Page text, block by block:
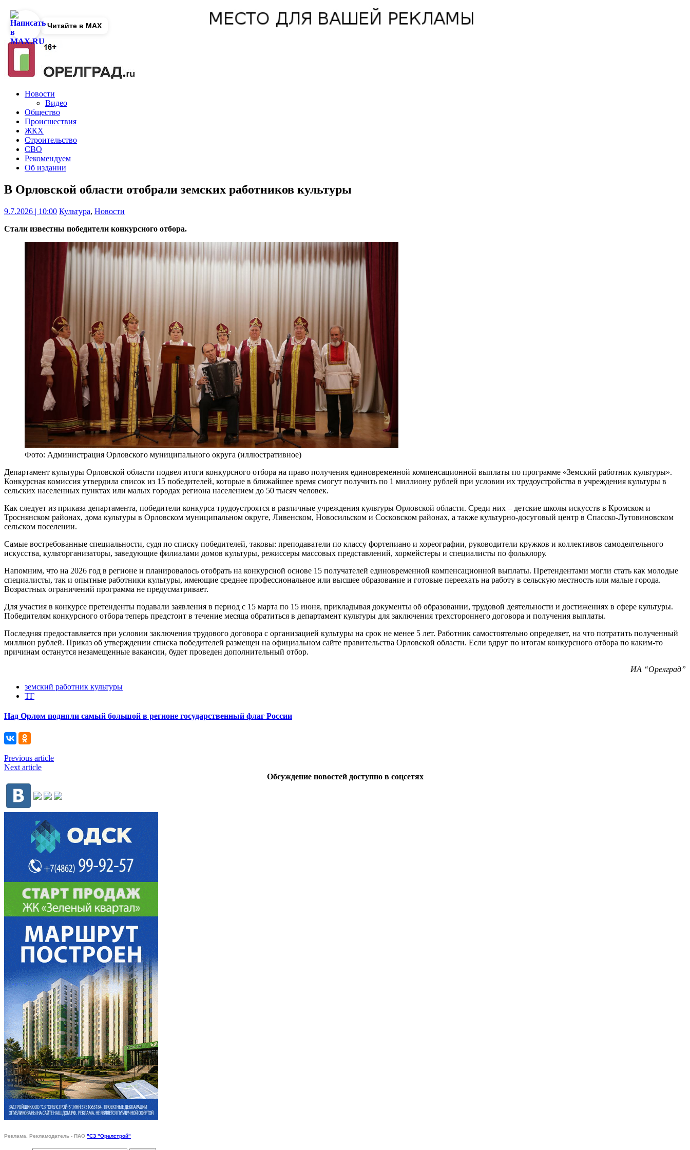
Новости
Видео
Общество
Происшествия
ЖКХ
Строительство
СВО
Рекомендуем
Об издании
В Орловской области отобрали земских работников культуры
9.7.2026 | 10:00 Культура, Новости
Стали известны победители конкурсного отбора.
Фото: Администрация Орловского муниципального округа (иллюстративное)
Департамент культуры Орловской области подвел итоги конкурсного отбора на право получения единовременной компенсационной выплаты по программе «Земский работник культуры».
Конкурсная комиссия утвердила список из 15 победителей, которые в ближайшее время смогут получить по 1 миллиону рублей при условии их трудоустройства в учреждения культуры в
сельских населенных пунктах или малых городах региона населением до 50 тысяч человек.
Как следует из приказа департамента, победители конкурса трудоустроятся в различные учреждения культуры Орловской области. Среди них – детские школы искусств в Кромском и
Троснянском районах, дома культуры в Орловском муниципальном округе, Ливенском, Новосильском и Сосковском районах, а также культурно-досуговый центр в Спасско-Лутовиновском
сельском поселении.
Самые востребованные специальности, судя по списку победителей, таковы: преподаватели по классу фортепиано и хореографии, руководители кружков и коллективов самодеятельного
искусства, культорганизаторы, заведующие филиалами домов культуры, режиссеры массовых представлений, хормейстеры и специалисты по фольклору.
Напомним, что на 2026 год в регионе и планировалось отобрать на конкурсной основе 15 получателей единовременной компенсационной выплаты. Претендентами могли стать как молодые
специалисты, так и опытные работники культуры, имеющие среднее профессиональное или высшее образование и готовые переехать на работу в сельскую местность или малые города.
Возрастных ограничений программа не предусматривает.
Для участия в конкурсе претенденты подавали заявления в период с 15 марта по 15 июня, прикладывая документы об образовании, трудовой деятельности и достижениях в сфере культуры.
Победителям конкурсного отбора теперь предстоит в течение месяца обратиться в департамент культуры для заключения трехстороннего договора и получения выплаты.
Последняя предоставляется при условии заключения трудового договора с организацией культуры на срок не менее 5 лет. Работник самостоятельно определяет, на что потратить полученный
миллион рублей. Приказ об утверждении списка победителей размещен на официальном сайте правительства Орловской области. Если вдруг по итогам конкурсного отбора по каким-то
причинам останутся незамещенные вакансии, будет проведен дополнительный отбор.
ИА “Орелград”
земский работник культуры
ТГ
Над Орлом подняли самый большой в регионе государственный флаг России
Previous article
Next article
Обсуждение новостей доступно в соцсетях
Реклама. Рекламодатель - ПАО "СЗ "Орелстрой"
Читайте в MAX